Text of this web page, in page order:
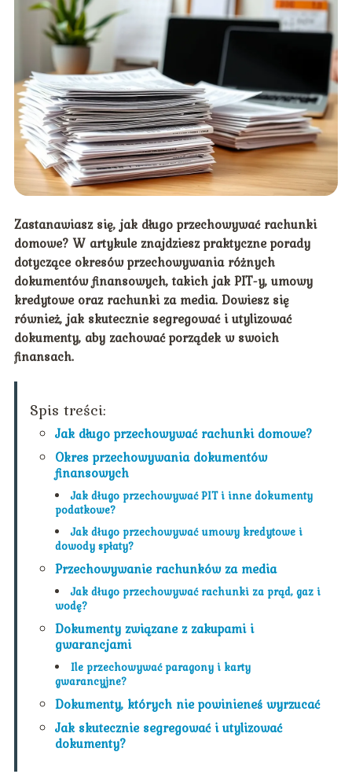
Zastanawiasz się, jak długo przechowywać rachunki
domowe? W artykule znajdziesz praktyczne porady
dotyczące okresów przechowywania różnych
dokumentów finansowych, takich jak PIT-y, umowy
kredytowe oraz rachunki za media. Dowiesz się
również, jak skutecznie segregować i utylizować
dokumenty, aby zachować porządek w swoich
finansach.
Spis treści:
Jak długo przechowywać rachunki domowe?
Okres przechowywania dokumentów
finansowych
Jak długo przechowywać PIT i inne dokumenty
podatkowe?
Jak długo przechowywać umowy kredytowe i
dowody spłaty?
Przechowywanie rachunków za media
Jak długo przechowywać rachunki za prąd, gaz i
wodę?
Dokumenty związane z zakupami i
gwarancjami
Ile przechowywać paragony i karty
gwarancyjne?
Dokumenty, których nie powinieneś wyrzucać
Jak skutecznie segregować i utylizować
dokumenty?